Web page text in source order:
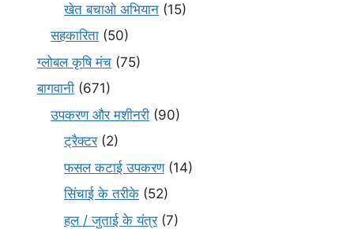
खेत बचाओ अभियान (15)
सहकारिता (50)
ग्लोबल कृषि मंच (75)
बागवानी (671)
उपकरण और मशीनरी (90)
ट्रैक्टर(2)
फसल कटाई उपकरण(14)
सिंचाई के तरीके (52)
हल / जुताई के यंत्र(7)